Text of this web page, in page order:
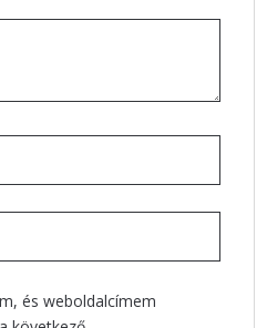
és weboldalcímem